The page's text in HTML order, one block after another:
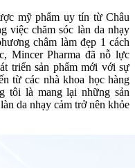
mỹ phẩm uy tín từ Châu
việc chăm sóc làn da nhạy
châm làm đẹp 1 cách
Mincer Pharma đã nỗ lực
triển sản phẩm mới với sự
từ các nhà khoa học hàng
tôi là mang lại những sản
da nhạy cảm trở nên khỏe